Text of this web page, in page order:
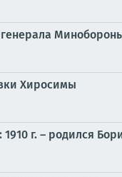
Хиросимы
г. – родился